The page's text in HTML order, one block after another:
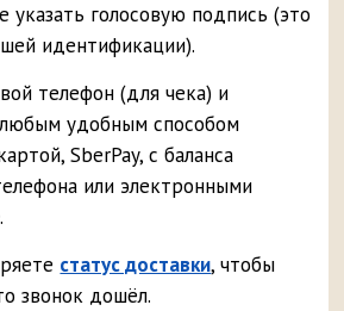
указать голосовую подпись (это
идентификации).
телефон (для чека) и
любым удобным способом
SberPay, с баланса
или электронными
статус доставки, чтобы
звонок дошёл.